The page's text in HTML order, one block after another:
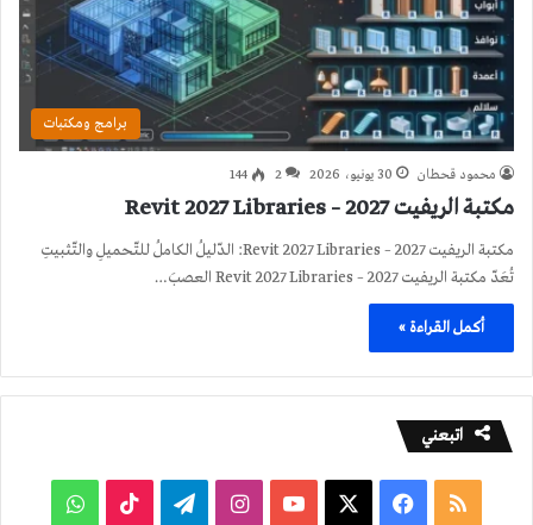
برامج ومكتبات
محمود قحطان 30 يونيو، 2026 2
144
مكتبة الريفيت 2027 – Revit 2027 Libraries
مكتبة الريفيت 2027 – Revit 2027 Libraries: الدّليلُ الكاملُ للتّحميلِ والتّثبيتِ
تُعَدّ مكتبة الريفيت 2027 – Revit 2027 Libraries العصبَ…
أكمل القراءة »
اتبعني
ملخصفيسبوك ‫YouTubeانستقرامتيلقرام ‫TikTokواتساب